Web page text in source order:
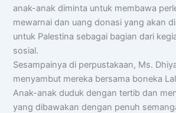
anak-anak diminta untuk membawa
mewarnai dan uang donasi yang akan
untuk Palestina sebagai bagian dari
sosial.
Sesampainya di perpustakaan, Ms.
menyambut mereka bersama boneka
Anak-anak duduk dengan tertib dan
yang dibawakan dengan penuh